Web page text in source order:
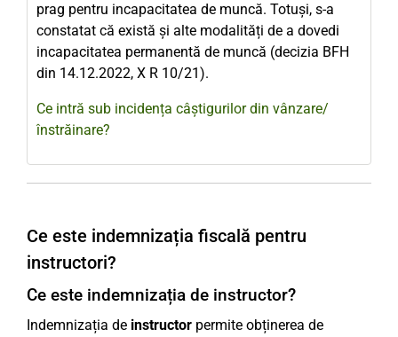
prag pentru incapacitatea de muncă. Totuși, s-a
constatat că există și alte modalități de a dovedi
incapacitatea permanentă de muncă (decizia BFH
din 14.12.2022, X R 10/21).
Ce intră sub incidența câștigurilor din vânzare/
înstrăinare?
Ce este indemnizația fiscală pentru
instructori?
Ce este indemnizația de instructor?
Indemnizația de instructor permite obținerea de